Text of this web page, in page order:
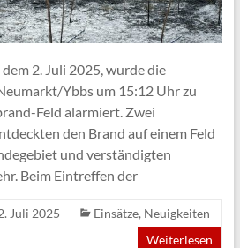
2. Juli 2025, wurde die
Ybbs um 15:12 Uhr zu
Feld alarmiert. Zwei
den Brand auf einem Feld
und verständigten
Beim Eintreffen der
Juli 2025 Einsätze, Neuigkeiten
Weiterlesen